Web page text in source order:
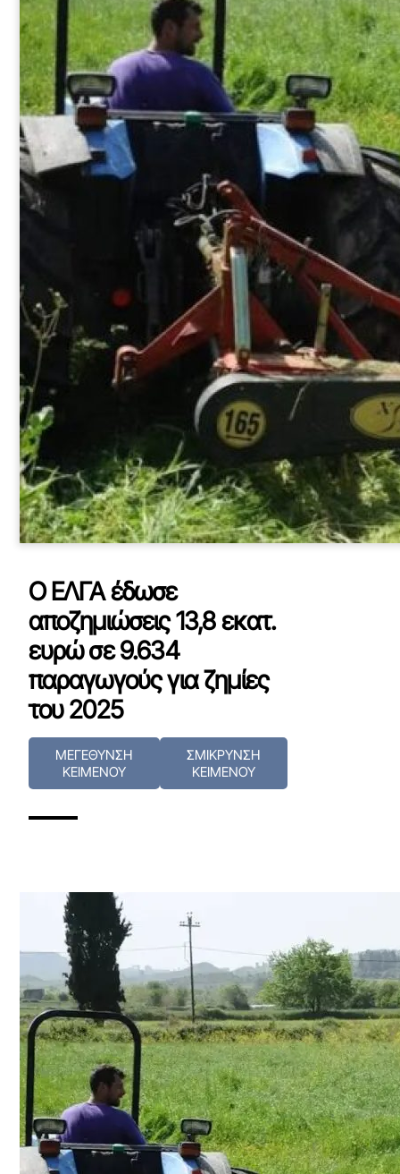
Ο ΕΛΓΑ έδωσε
αποζημιώσεις 13,8 εκατ.
ευρώ σε 9.634
παραγωγούς για ζημίες
του 2025
ΜΕΓΕΘΥΝΣΗ
ΚΕΙΜΕΝΟΥ
ΣΜΙΚΡΥΝΣΗ
ΚΕΙΜΕΝΟΥ